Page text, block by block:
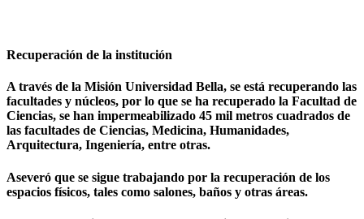
Recuperación de la institución
A través de la Misión Universidad Bella, se está recuperando las
facultades y núcleos, por lo que se ha recuperado la Facultad de
Ciencias, se han impermeabilizado 45 mil metros cuadrados de
las facultades de Ciencias, Medicina, Humanidades,
Arquitectura, Ingeniería, entre otras.
Aseveró que se sigue trabajando por la recuperación de los
espacios físicos, tales como salones, baños y otras áreas.